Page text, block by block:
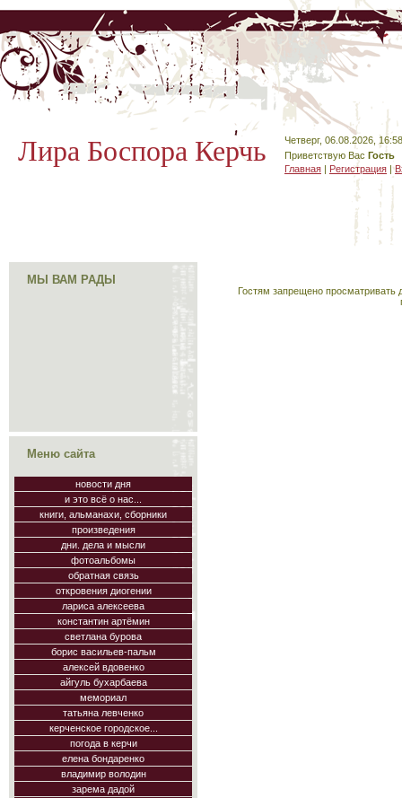
Лира Боспора Керчь
Четверг, 06.08.2026, 16:58
Приветствую Вас Гость
Главная | Регистрация |
МЫ ВАМ РАДЫ
Меню сайта
новости дня
и это всё о нас...
книги, альманахи, сборники
произведения
дни. дела и мысли
фотоальбомы
обратная связь
откровения диогении
лариса алексеева
константин артёмин
светлана бурова
борис васильев-пальм
алексей вдовенко
айгуль бухарбаева
мемориал
татьяна левченко
керченское городское...
погода в керчи
елена бондаренко
владимир володин
зарема дадой
Гостям запрещено просматривать